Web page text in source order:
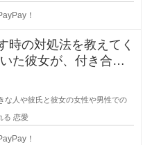
！
時の対処法を教えてく
気
な人や彼氏と彼女の女性や男性での
る 恋愛
！